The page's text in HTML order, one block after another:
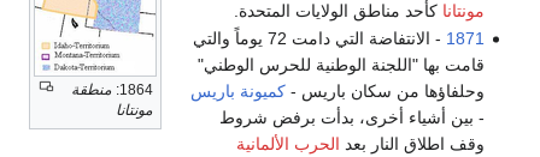
1864: منطقة
مونتانا
مونتانا كأحد مناطق الولايات المتحدة.
1871
- الانتفاضة التي دامت 72 يوماً والتي
قامت بها "اللجنة الوطنية للحرس الوطني"
وحلفاؤها من سكان باريس -كميونة باريس
- بين أشياء أخرى، بدأت برفض شروط
وقف اطلاق النار بعد الحرب الألمانية